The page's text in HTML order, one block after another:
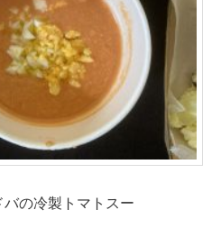
バの冷製トマトスー